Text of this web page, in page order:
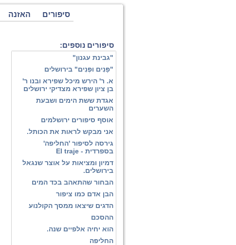
סיפורים האזנה
סיפורים נוספים:
"גבינת עגנון"
"פָּנִים ופְּנִים" בירושלים
א. ר' הירש מיכל שפירא ובנו ר'
בן ציון שפירא מצדיקי ירושלים
אגדת ששת הימים ושבעת
השערים
אוסף סיפורים ירושלמים
אני מבקש לראות את הכותל.
גירסה לסיפור 'החליפה'
בספרדית - El traje
דמיון ומציאות על אוצר שנגאל
בירושלים.
הבחור שהתאהב בכד המים
הבן אדם כמו ציפור
הדגים שיצאו ממסך הקולנוע
ההסכם
הוא יחיה אלפיים שנה.
החליפה